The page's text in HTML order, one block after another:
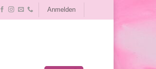
Anmelden